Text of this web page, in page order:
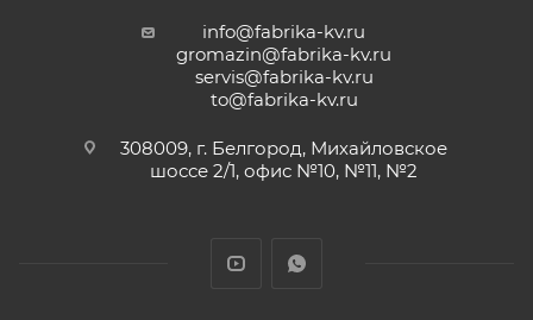
info@fabrika-kv.ru
gromazin@fabrika-kv.ru
servis@fabrika-kv.ru
to@fabrika-kv.ru
308009, г. Белгород, Михайловское
шоссе 2/1, офис №10, №11, №2